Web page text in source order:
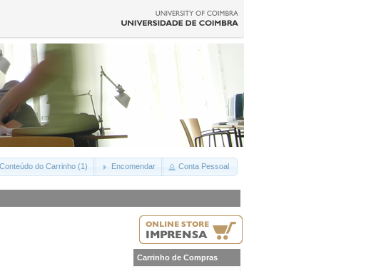
Conteúdo do Carrinho (1) Encomendar Conta Pessoal
Carrinho de Compras